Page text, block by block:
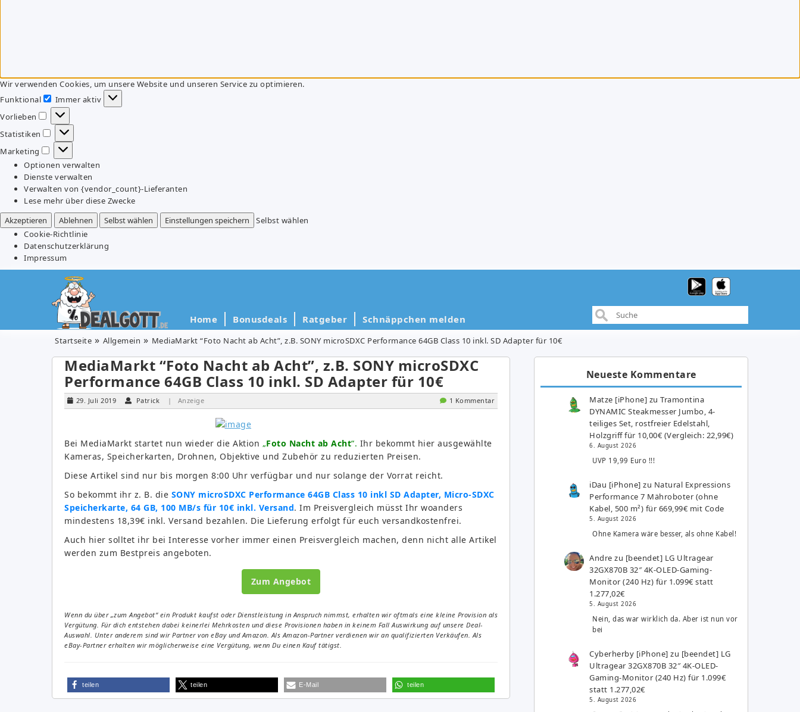
Wir verwenden Cookies, um unsere Website und unseren Service zu optimieren.
Funktional
Funktional
Immer aktiv
Vorlieben
Vorlieben
Statistiken
Statistiken
Marketing
Marketing
Optionen verwalten
Dienste verwalten
Verwalten von {vendor_count}-Lieferanten
Lese mehr über diese Zwecke
Akzeptieren
Ablehnen Selbst wählen Einstellungen speichern
Selbst wählen
Cookie-Richtlinie
Datenschutzerklärung
Impressum
Home Bonusdeals Ratgeber Schnäppchen melden
Startseite Allgemein MediaMarkt “Foto Nacht ab Acht”, z.B. SONY microSDXC Performance 64GB Class 10 inkl. SD Adapter für 10€
MediaMarkt “Foto Nacht ab Acht”, z.B. SONY microSDXC
Performance 64GB Class 10 inkl. SD Adapter für 10€
29. Juli 2019 Patrick | Anzeige 1 Kommentar
Bei MediaMarkt startet nun wieder die Aktion „Foto Nacht ab Acht“. Ihr bekommt hier ausgewählte
Kameras, Speicherkarten, Drohnen, Objektive und Zubehör zu reduzierten Preisen.
Diese Artikel sind nur bis morgen 8:00 Uhr verfügbar und nur solange der Vorrat reicht.
So bekommt ihr z. B. die SONY microSDXC Performance 64GB Class 10 inkl SD Adapter, Micro-SDXC
Speicherkarte, 64 GB, 100 MB/s für 10€ inkl. Versand. Im Preisvergleich müsst Ihr woanders
mindestens 18,39€ inkl. Versand bezahlen. Die Lieferung erfolgt für euch versandkostenfrei.
Auch hier solltet ihr bei Interesse vorher immer einen Preisvergleich machen, denn nicht alle Artikel
werden zum Bestpreis angeboten.
Zum Angebot
Wenn du über „zum Angebot“ ein Produkt kaufst oder Dienstleistung in Anspruch nimmst, erhalten wir oftmals eine kleine Provision als
Vergütung. Für dich entstehen dabei keinerlei Mehrkosten und diese Provisionen haben in keinem Fall Auswirkung auf unsere Deal-
Auswahl. Unter anderem sind wir Partner von eBay und Amazon. Als Amazon-Partner verdienen wir an qualifizierten Verkäufen. Als
eBay-Partner erhalten wir möglicherweise eine Vergütung, wenn Du einen Kauf tätigst.
teilen teilen E-Mail teilen
Neueste Kommentare
Matze [iPhone] zuTramontina
DYNAMIC Steakmesser Jumbo, 4-
teiliges Set, rostfreier Edelstahl,
Holzgriff für 10,00€ (Vergleich: 22,99€)
6. August 2026
UVP 19,99 Euro !!!
iDau [iPhone] zu Natural Expressions
Performance 7 Mähroboter (ohne
Kabel, 500 m²) für 669,99€ mit Code
5. August 2026
Ohne Kamera wäre besser, als ohne Kabel!
Andre zu [beendet] LG Ultragear
32GX870B 32″ 4K-OLED-Gaming-
Monitor (240 Hz) für 1.099€ statt
1.277,02€
5. August 2026
Nein, das war wirklich da. Aber ist nun vor
bei
Cyberherby [iPhone] zu [beendet] LG
Ultragear 32GX870B 32″ 4K-OLED-
Gaming-Monitor (240 Hz) für 1.099€
statt 1.277,02€
5. August 2026